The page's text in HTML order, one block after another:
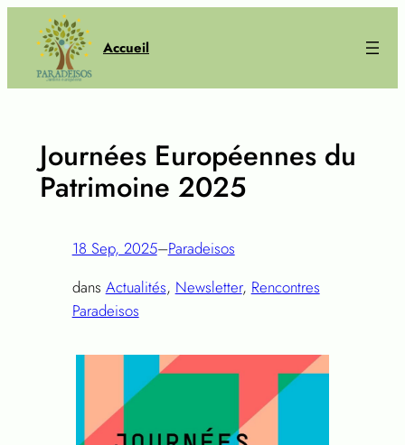
contenu
Accueil
Journées Européennes du
Patrimoine 2025
18 Sep, 2025–Paradeisos
dans Actualités, Newsletter, Rencontres
Paradeisos